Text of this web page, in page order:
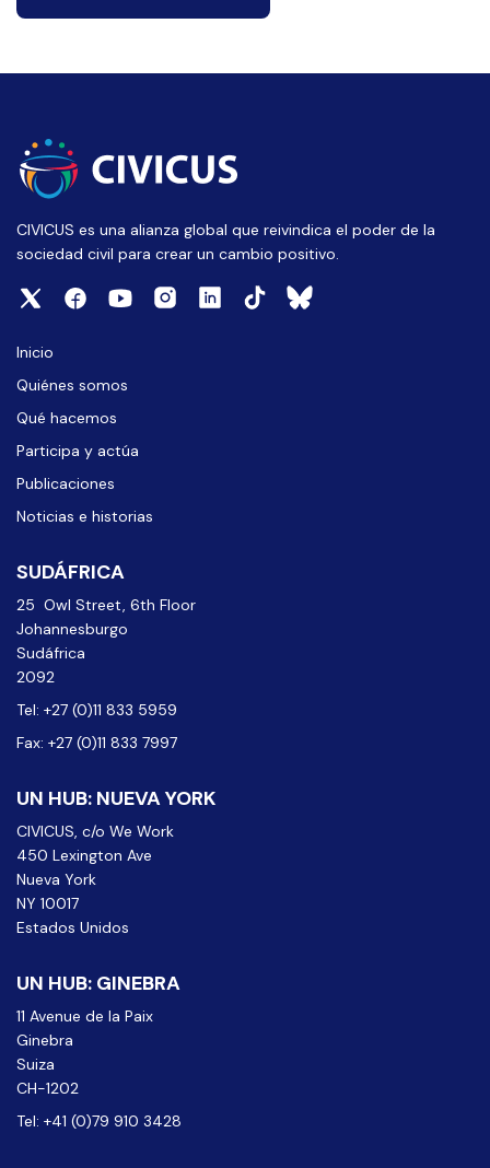
CIVICUS es una alianza global que reivindica el poder de la
sociedad civil para crear un cambio positivo.
Inicio
Quiénes somos
Qué hacemos
Participa y actúa
Publicaciones
Noticias e historias
SUDÁFRICA
25 Owl Street, 6th Floor
Johannesburgo
Sudáfrica
2092
Tel: +27 (0)11 833 5959
Fax: +27 (0)11 833 7997
UN HUB: NUEVA YORK
CIVICUS, c/o We Work
450 Lexington Ave
Nueva York
NY 10017
Estados Unidos
UN HUB: GINEBRA
11 Avenue de la Paix
Ginebra
Suiza
CH-1202
Tel: +41 (0)79 910 3428